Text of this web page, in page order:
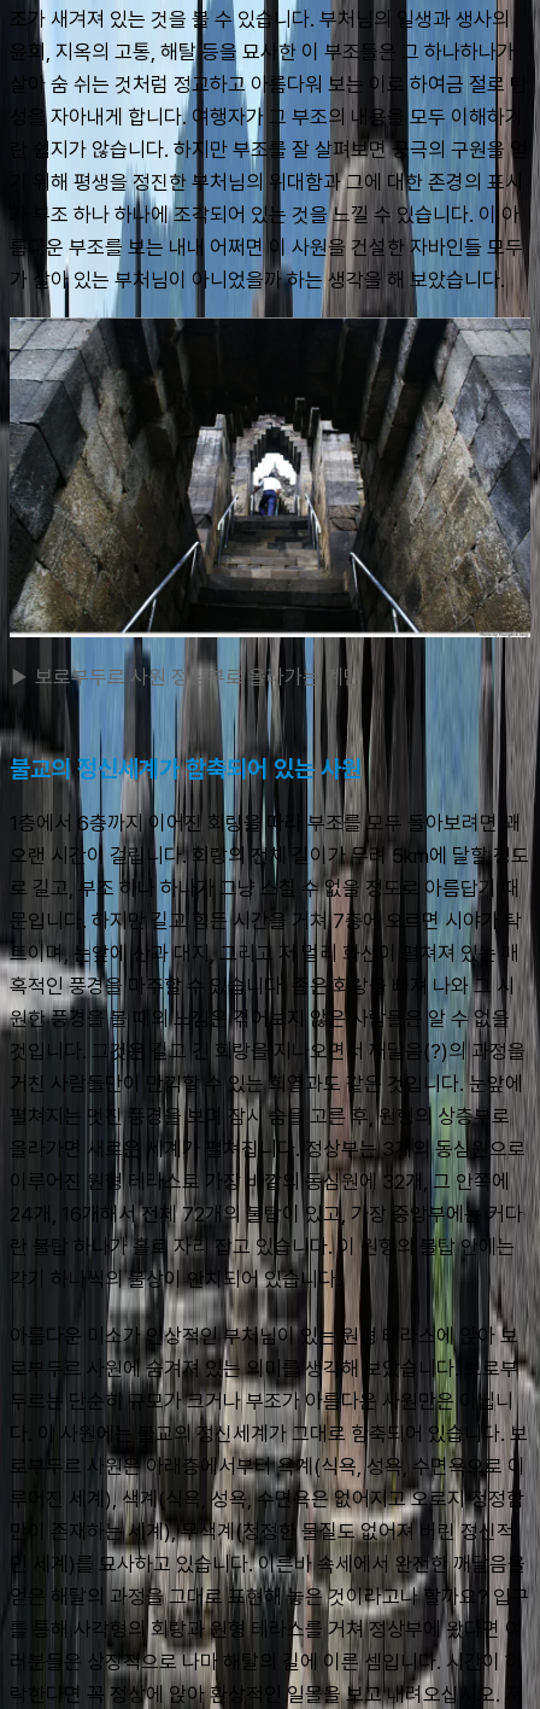
조가 새겨져 있는 것을 볼 수 있습니다. 부처님의 일생과 생사의
윤회, 지옥의 고통, 해탈 등을 묘사한 이 부조들은 그 하나하나가
살아 숨 쉬는 것처럼 정교하고 아름다워 보는 이로 하여금 절로 탄
성을 자아내게 합니다. 여행자가 그 부조의 내용을 모두 이해하기
란 쉽지가 않습니다. 하지만 부조를 잘 살펴보면 궁극의 구원을 얻
기 위해 평생을 정진한 부처님의 위대함과 그에 대한 존경의 표시
가 부조 하나 하나에 조각되어 있는 것을 느낄 수 있습니다. 이 아
름다운 부조를 보는 내내 어쩌면 이 사원을 건설한 자바인들 모두
가 살아 있는 부처님이 아니었을까 하는 생각을 해 보았습니다.
▶ 보로부두르 사원 정상부로 올라가는 계단
불교의 정신세계가 함축되어 있는 사원
1층에서 6층까지 이어진 회랑을 따라 부조를 모두 돌아보려면 꽤
오랜 시간이 걸립니다. 회랑의 전체 길이가 무려 5km에 달할 정도
로 길고, 부조 하나 하나가 그냥 스칠 수 없을 정도로 아름답기 때
문입니다. 하지만 길고 힘든 시간을 거쳐 7층에 오르면 시야가 탁
트이며, 눈앞에 산과 대지, 그리고 저 멀리 화산이 펼쳐져 있는 매
혹적인 풍경을 마주할 수 있습니다. 좁은 회랑을 빠져 나와 그 시
원한 풍경을 볼 때의 느낌은 겪어보지 않은 사람들은 알 수 없을
것입니다. 그것은 길고 긴 회랑을 지나오면서 깨달음(?)의 과정을
거친 사람들만이 만끽할 수 있는 희열과도 같은 것입니다. 눈앞에
펼쳐지는 멋진 풍경을 보며 잠시 숨을 고른 후, 원형의 상층부로
올라가면 새로운 세계가 펼쳐집니다. 정상부는 3개의 동심원으로
이루어진 원형 테라스로 가장 바깥의 동심원에 32개, 그 안쪽에
24개, 16개해서 전체 72개의 불탑이 있고, 가장 중앙부에는 커다
란 불탑 하나가 홀로 자리 잡고 있습니다. 이 원형의 불탑 안에는
각기 하나씩의 불상이 안치되어 있습니다.
아름다운 미소가 인상적인 부처님이 있는 원형 테라스에 앉아 보
로부두르 사원에 숨겨져 있는 의미를 생각해 보았습니다. 보로부
두르는 단순히 규모가 크거나 부조가 아름다운 사원만은 아닙니
다. 이 사원에는 불교의 정신세계가 그대로 함축되어 있습니다. 보
로부두르 사원은 아래층에서부터 욕계(식욕, 성욕, 수면욕으로 이
루어진 세계), 색계(식욕, 성욕, 수면욕은 없어지고 오로지 청정함
만이 존재하는 세계), 무색계(청정한 물질도 없어져 버린 정신적
인 세계)를 묘사하고 있습니다. 이른바 속세에서 완전한 깨달음을
얻은 해탈의 과정을 그대로 표현해 놓은 것이라고나 할까요? 입구
를 통해 사각형의 회랑과 원형 테라스를 거쳐 정상부에 왔다면 여
러분들은 상징적으로 나마 해탈의 길에 이른 셈입니다. 시간이 허
락한다면 꼭 정상에 앉아 환상적인 일몰을 보고 내려오십시오. 저